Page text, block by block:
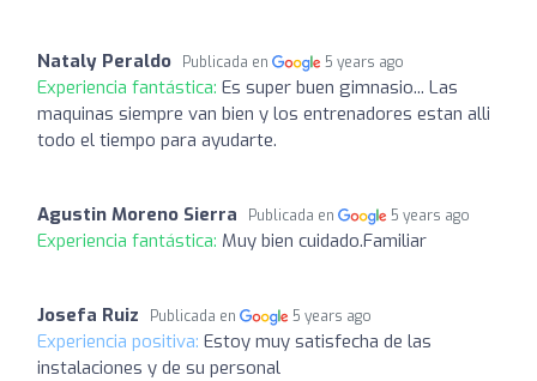
Nataly Peraldo Publicada en 5 years ago
Experiencia fantástica: Es super buen gimnasio... Las
maquinas siempre van bien y los entrenadores estan alli
todo el tiempo para ayudarte.
Agustin Moreno Sierra Publicada en 5 years ago
Experiencia fantástica: Muy bien cuidado.Familiar
Josefa Ruiz Publicada en 5 years ago
Experiencia positiva: Estoy muy satisfecha de las
instalaciones y de su personal